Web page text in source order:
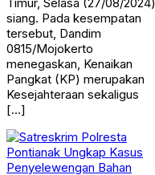
siang. Pada kesempatan
tersebut, Dandim
0815/Mojokerto
menegaskan, Kenaikan
Pangkat (KP) merupakan
Kesejahteraan sekaligus
[…]